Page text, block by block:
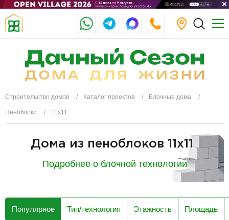
Строительство домов Каталог проектов Блочные дома
Пеноблоки 11х11
Дома из пеноблоков 11x11
Подробнее о блочной технологии
Популярное Тип/технология Этажность Площадь